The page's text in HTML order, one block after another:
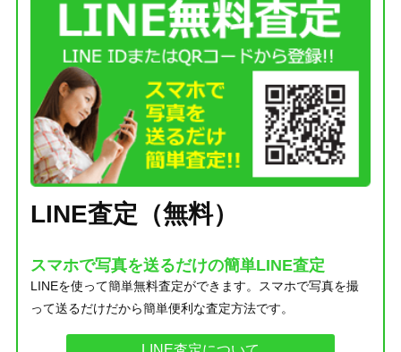
LINE査定（無料）
スマホで写真を送るだけの簡単LINE査定
LINEを使って簡単無料査定ができます。スマホで写真を撮
って送るだけだから簡単便利な査定方法です。